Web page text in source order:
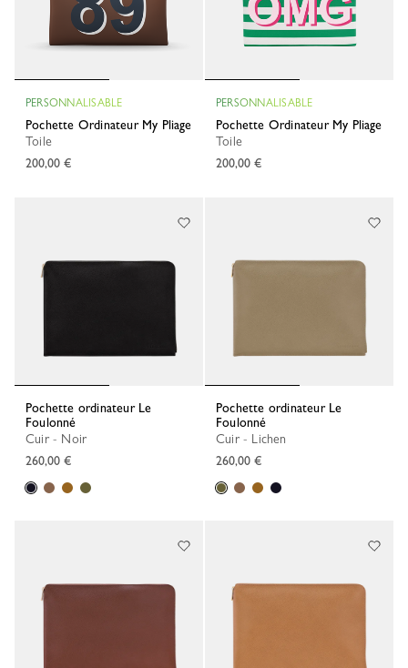
PERSONNALISABLE
Pochette Ordinateur My Pliage
Toile
200,00 €
PERSONNALISABLE
Pochette Ordinateur My Pliage
Toile
200,00 €
Pochette ordinateur Le
Foulonné
Cuir - Noir
260,00 €
Pochette ordinateur Le
Foulonné
Cuir - Lichen
260,00 €